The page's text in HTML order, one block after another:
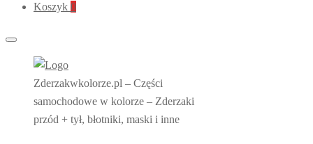
Koszyk 0
Zderzakwkolorze.pl – Części
samochodowe w kolorze – Zderzaki
przód + tył, błotniki, maski i inne